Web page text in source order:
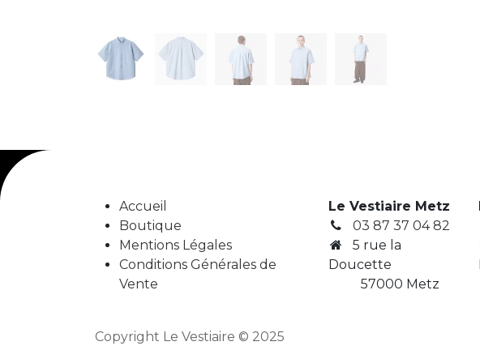
Accueil
Boutique
Mentions Légales
Conditions Générales de
Vente
Le Vestiaire Metz
03 87 37 04 82
5 rue la
Doucette
57000 Metz
Copyright Le Vestiaire © 2025